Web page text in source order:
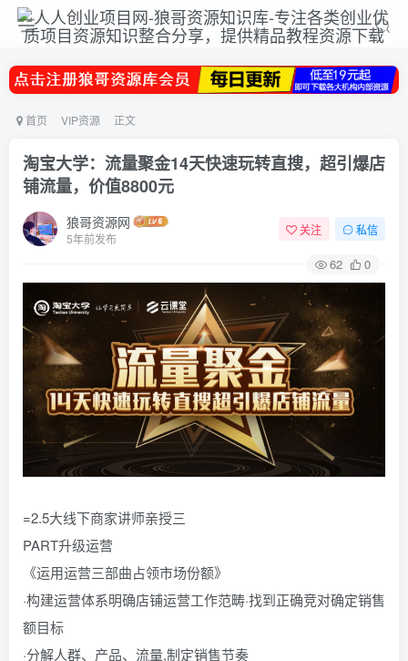
首页 VIP资源 正文
淘宝大学：流量聚金14天快速玩转直搜，超引爆店
铺流量，价值8800元
狼哥资源网
5年前发布
关注 私信
62 0
=2.5大线下商家讲师亲授三
PART升级运营
《运用运营三部曲占领市场份额》
·构建运营体系明确店铺运营工作范畴·找到正确竞对确定销售
额目标
·分解人群、产品、流量,制定销售节奏